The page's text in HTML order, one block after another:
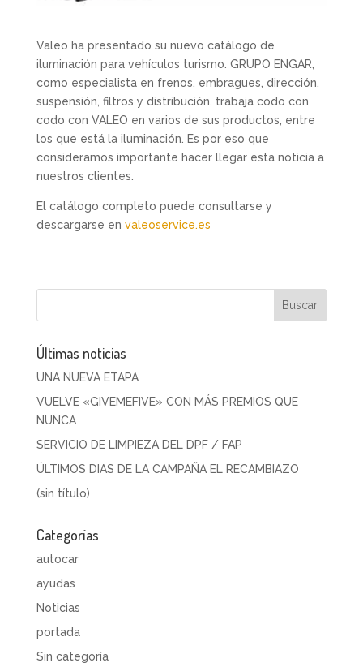
Valeo ha presentado su nuevo catálogo de
iluminación para vehículos turismo. GRUPO ENGAR,
como especialista en frenos, embragues, dirección,
suspensión, filtros y distribución, trabaja codo con
codo con VALEO en varios de sus productos, entre
los que está la iluminación. Es por eso que
consideramos importante hacer llegar esta noticia a
nuestros clientes.
El catálogo completo puede consultarse y
descargarse en valeoservice.es
Últimas noticias
UNA NUEVA ETAPA
VUELVE «GIVEMEFIVE» CON MÁS PREMIOS QUE
NUNCA
SERVICIO DE LIMPIEZA DEL DPF / FAP
ÚLTIMOS DIAS DE LA CAMPAÑA EL RECAMBIAZO
(sin título)
Categorías
autocar
ayudas
Noticias
portada
Sin categoría